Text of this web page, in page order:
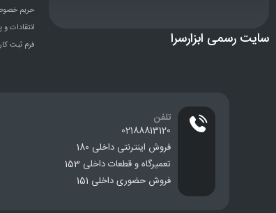
سایت رسمی ابزارسرا
حریم
انتقادات
فرم ثبت
تلفن
02188813120
فروش اینترنتی داخلی 180
تعمیرگاه و قطعات داخلی 153
فروش حضوری داخلی 151